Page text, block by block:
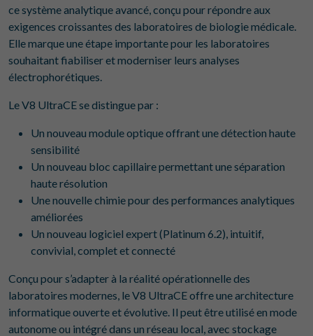
ce système analytique avancé, conçu pour répondre aux
exigences croissantes des laboratoires de biologie médicale.
Elle marque une étape importante pour les laboratoires
souhaitant fiabiliser et moderniser leurs analyses
électrophorétiques.
Le V8 UltraCE se distingue par :
Un nouveau module optique offrant une détection haute
sensibilité
Un nouveau bloc capillaire permettant une séparation
haute résolution
Une nouvelle chimie pour des performances analytiques
améliorées
Un nouveau logiciel expert (Platinum 6.2), intuitif,
convivial, complet et connecté
Conçu pour s’adapter à la réalité opérationnelle des
laboratoires modernes, le V8 UltraCE offre une architecture
informatique ouverte et évolutive. Il peut être utilisé en mode
autonome ou intégré dans un réseau local, avec stockage